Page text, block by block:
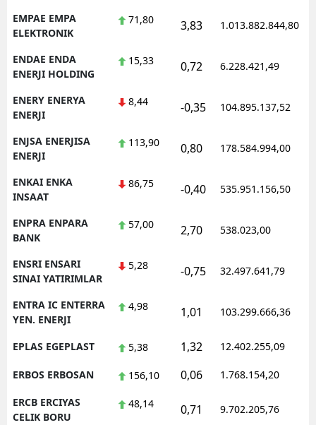
EMPAE EMPA
ELEKTRONIK
71,80 3,83 1.013.882.844,80
ENDAE ENDA
ENERJI HOLDING
15,33 0,72 6.228.421,49
ENERY ENERYA
ENERJI
8,44 -0,35 104.895.137,52
ENJSA ENERJISA
ENERJI
113,90 0,80 178.584.994,00
ENKAI ENKA
INSAAT
86,75 -0,40 535.951.156,50
ENPRA ENPARA
BANK
57,00 2,70 538.023,00
ENSRI ENSARI
SINAI YATIRIMLAR
5,28 -0,75 32.497.641,79
ENTRA IC ENTERRA
YEN. ENERJI
4,98 1,01 103.299.666,36
EPLAS EGEPLAST 5,38 1,32 12.402.255,09
ERBOS ERBOSAN 156,10 0,06 1.768.154,20
ERCB ERCIYAS
CELIK BORU
48,14 0,71 9.702.205,76